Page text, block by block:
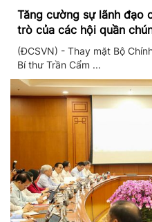
Tăng cường sự lãnh đạo
trò của các hội quần
triển mới
(ĐCSVN) - Thay mặt Bộ
Bí thư Trần Cẩm ...